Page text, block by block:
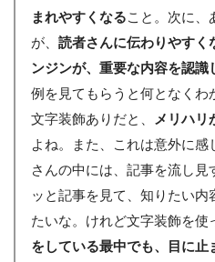
まれやすくなること。次に、
が、 読者さんに伝わりやすく
ンジンが、重要な内容を認識
例を見てもらうと何となくわ
文字装飾ありだと、
メリハリ
よね。また、これは意外に
さんの中には、記事を流し
ッと記事を見て、知りたい
たいな。けれど文字装飾を使
をしている最中でも、目に止